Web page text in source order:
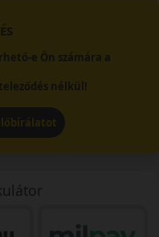
e Ön számára a
nélkül!